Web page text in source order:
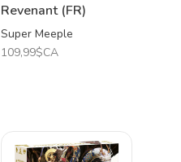
Revenant (FR)
Super Meeple
109,99$CA